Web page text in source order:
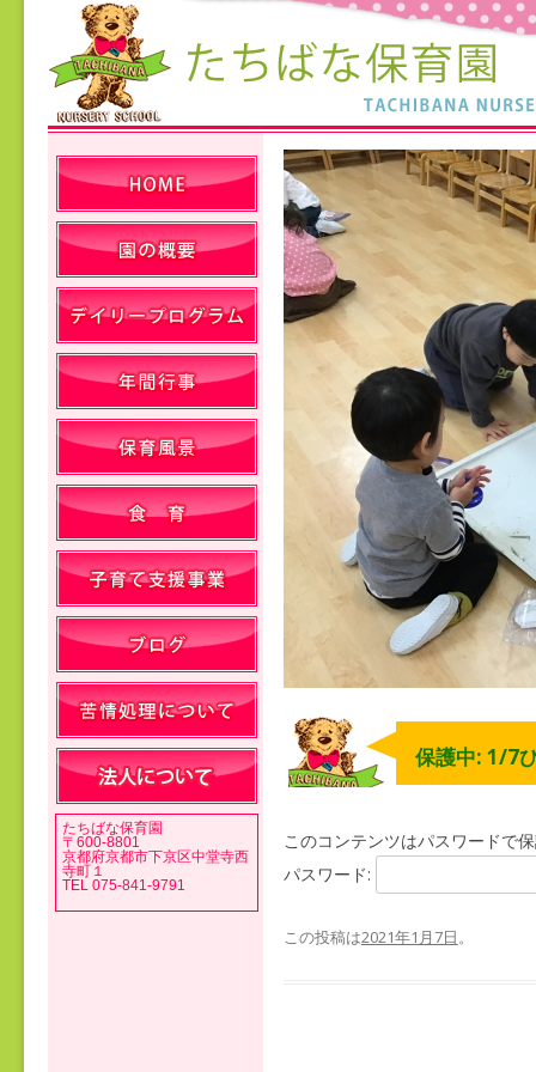
保護中: 1/7
このコンテンツはパスワードで
パスワード:
この投稿は2021年1月7日。
たちばな保育園
〒600-8801
京都府京都市下京区中堂寺西
寺町１
TEL 075-841-9791